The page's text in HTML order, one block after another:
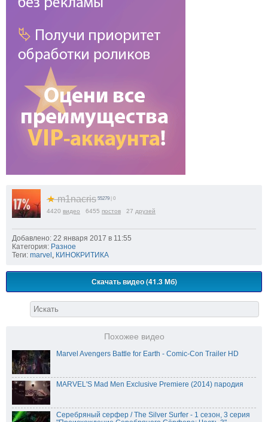
★m1nacris 55279 | 0
4420 видео 6455 постов 27 друзей
Добавлено: 22 января 2017 в 11:55
Категория: Разное
Теги: marvel , КИНОКРИТИКА
Скачать видео (41.3 Мб)
Похожее видео
Marvel Avengers Battle for Earth - Comic-Con Trailer HD
MARVEL'S Mad Men Exclusive Premiere (2014) пародия
Серебряный серфер / The Silver Surfer - 1 сезон, 3 серия